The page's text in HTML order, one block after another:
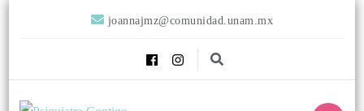
joannajmz@comunidad.unam.mx